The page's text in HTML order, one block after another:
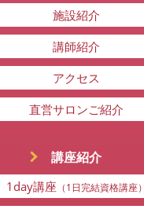
施設紹介
講師紹介
アクセス
直営サロンご紹介
講座紹介
1day講座 （1日完結資格講座）